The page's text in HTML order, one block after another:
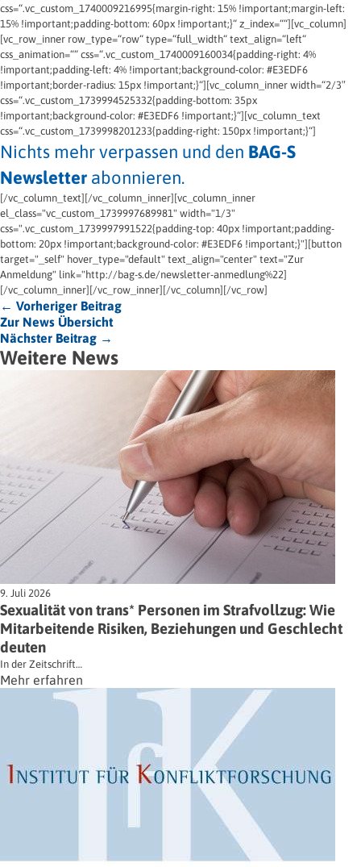
css=“.vc_custom_1740009216995{margin-right: 15% !important;margin-left:
15% !important;padding-bottom: 60px !important;}“ z_index=““][vc_column]
[vc_row_inner row_type=“row“ type=“full_width“ text_align=“left“
css_animation=““ css=“.vc_custom_1740009160034{padding-right: 4%
!important;padding-left: 4% !important;background-color: #E3EDF6
!important;border-radius: 15px !important;}“][vc_column_inner width=“2/3″
css=“.vc_custom_1739994525332{padding-bottom: 35px
!important;background-color: #E3EDF6 !important;}“][vc_column_text
css=“.vc_custom_1739998201233{padding-right: 150px !important;}“]
Nichts mehr verpassen und den BAG-S
Newsletter abonnieren.
[/vc_column_text][/vc_column_inner][vc_column_inner
el_class="vc_custom_1739997689981" width="1/3"
css=".vc_custom_1739997991522{padding-top: 40px !important;padding-
bottom: 20px !important;background-color: #E3EDF6 !important;}"][button
target="_self" hover_type="default" text_align="center" text="Zur
Anmeldung" link="http://bag-s.de/newsletter-anmedlung%22]
[/vc_column_inner][/vc_row_inner][/vc_column][/vc_row]
← Vorheriger Beitrag
Zur News Übersicht
Nächster Beitrag →
Weitere News
9. Juli 2026
Sexualität von trans* Personen im Strafvollzug: Wie
Mitarbeitende Risiken, Beziehungen und Geschlecht
deuten
In der Zeitschrift…
Mehr erfahren